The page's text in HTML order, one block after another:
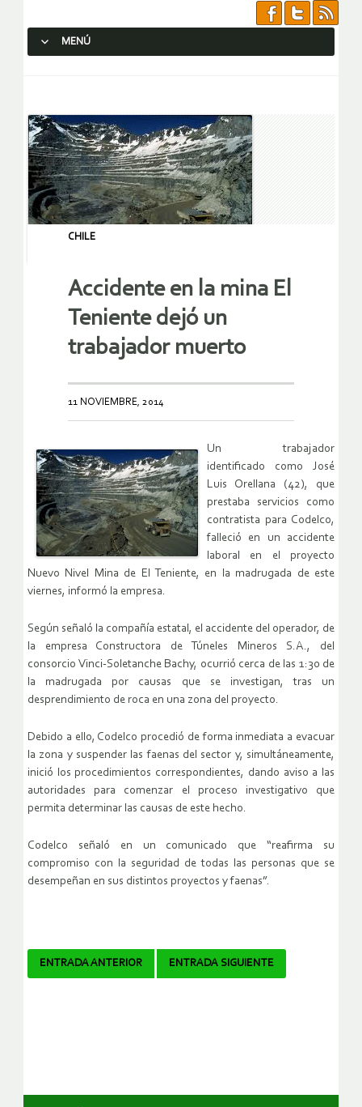
MENÚ
CHILE
Accidente en la mina El
Teniente dejó un
trabajador muerto
11 NOVIEMBRE, 2014
Un trabajador
identificado como José
Luis Orellana (42), que
prestaba servicios como
contratista para Codelco,
falleció en un accidente
laboral en el proyecto
Nuevo Nivel Mina de El Teniente, en la madrugada de este
viernes, informó la empresa.
Según señaló la compañía estatal, el accidente del operador, de
la empresa Constructora de Túneles Mineros S.A., del
consorcio Vinci-Soletanche Bachy, ocurrió cerca de las 1:30 de
la madrugada por causas que se investigan, tras un
desprendimiento de roca en una zona del proyecto.
Debido a ello, Codelco procedió de forma inmediata a evacuar
la zona y suspender las faenas del sector y, simultáneamente,
inició los procedimientos correspondientes, dando aviso a las
autoridades para comenzar el proceso investigativo que
permita determinar las causas de este hecho.
Codelco señaló en un comunicado que “reafirma su
compromiso con la seguridad de todas las personas que se
desempeñan en sus distintos proyectos y faenas”.
Navegador
ENTRADA ANTERIOR ENTRADA SIGUIENTE